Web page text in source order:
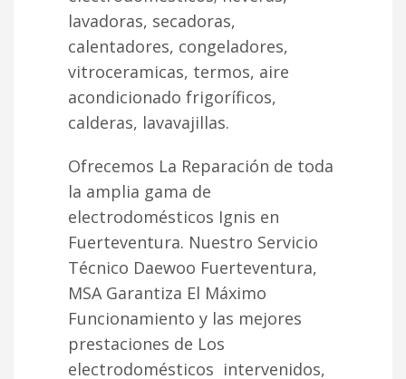
lavadoras, secadoras,
calentadores, congeladores,
vitroceramicas, termos, aire
acondicionado frigoríficos,
calderas, lavavajillas.
Ofrecemos La Reparación de toda
la amplia gama de
electrodomésticos Ignis en
Fuerteventura. Nuestro Servicio
Técnico Daewoo Fuerteventura,
MSA Garantiza El Máximo
Funcionamiento y las mejores
prestaciones de Los
electrodomésticos intervenidos,